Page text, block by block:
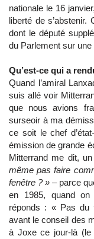
nationale le 16
liberté de s’abstenir.
dont le député
du Parlement sur
Qu’est-ce qui a
Quand l’amiral
suis allé voir
que nous avions
surseoir à ma
ce soit le chef
émission de grande
Mitterrand me dit,
même pas faire
fenêtre ? » – parce
en 1985, quand on
réponds : « Pas du
avant le conseil des
à Joxe ce jour-là (le